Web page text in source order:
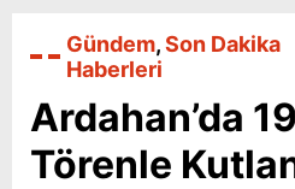
Gündem,Son Dakika
Haberleri
Ardahan’da
Törenle